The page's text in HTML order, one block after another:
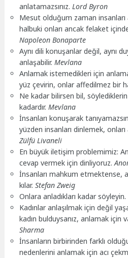
anlatamazsınız.Lord Byron
Mesut olduğum zaman insanları
halbuki onları ancak felaket
Napoleon Bonaparte
Aynı dili konuşanlar değil, aynı
anlaşabilir.Mevlana
Anlamak istemedikleri için
yüz çevirin, onlar affedilmez bir
Ne kadar bilirsen bil,
kadardır.Mevlana
İnsanları konuşarak
yüzden insanları dinlemek,
Zülfü Livaneli
En büyük iletişim problemimiz:
cevap vermek için dinliyoruz.
İnsanları mahkum etmektense,
kılar.Stefan Zweig
Onlara anladıkları kadar söyleyin.
Kadınlar anlaşılmak için değil
kadın bulduysanız, anlamak
Sharma
İnsanların birbirinden farklı
nedenlerini anlamak için acı